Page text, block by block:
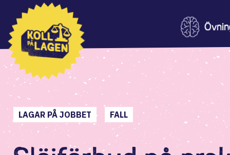
LAGAR PÅ JOBBET FALL